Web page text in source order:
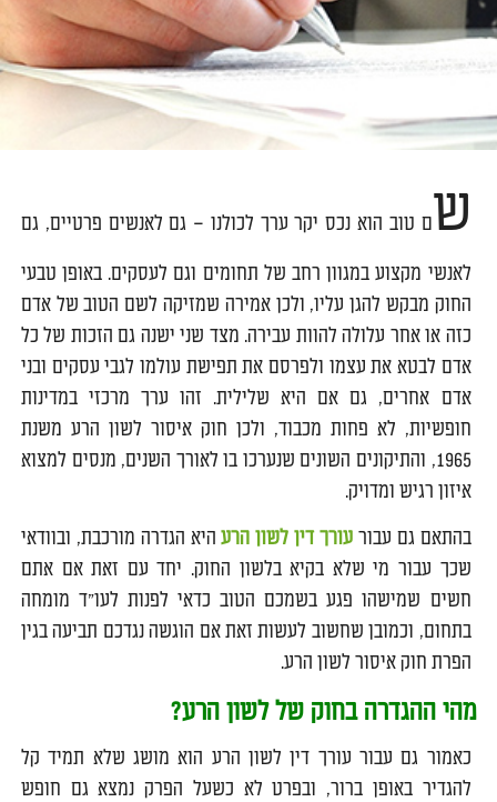
שם טוב הוא נכס יקר ערך לכולנו – גם לאנשים פרטיים, גם
לאנשי מקצוע במגוון רחב של תחומים וגם לעסקים. באופן טבעי
החוק מבקש להגן עליו, ולכן אמירה שמזיקה לשם הטוב של אדם
כזה או אחר עלולה להוות עבירה. מצד שני ישנה גם הזכות של כל
אדם לבטא את עצמו ולפרסם את תפישת עולמו לגבי עסקים ובני
אדם אחרים, גם אם היא שלילית. זהו ערך מרכזי במדינות
חופשיות, לא פחות מכבוד, ולכן חוק איסור לשון הרע משנת
1965, והתיקונים השונים שנערכו בו לאורך השנים, מנסים למצוא
איזון רגיש ומדויק.
בהתאם גם עבור עורך דין לשון הרע היא הגדרה מורכבת, ובוודאי
שכך עבור מי שלא בקיא בלשון החוק. יחד עם זאת אם אתם
חשים שמישהו פגע בשמכם הטוב כדאי לפנות לעו"ד מומחה
בתחום, וכמובן שחשוב לעשות זאת אם הוגשה נגדכם תביעה בגין
הפרת חוק איסור לשון הרע.
מהי ההגדרה בחוק של לשון הרע?
כאמור גם עבור עורך דין לשון הרע הוא מושג שלא תמיד קל
להגדיר באופן ברור, ובפרט לא כשעל הפרק נמצא גם חופש